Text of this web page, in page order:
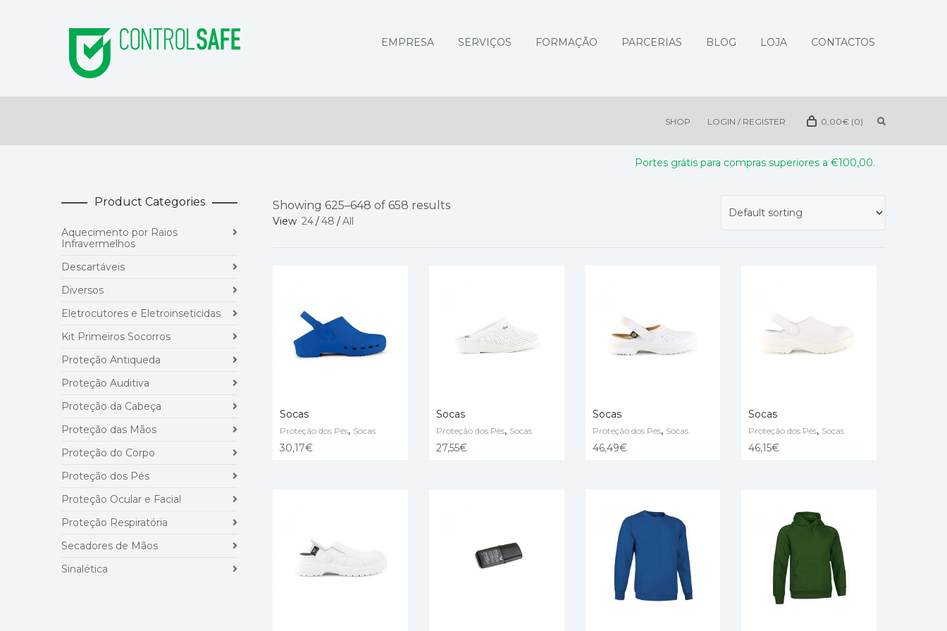
EMPRESA SERVIÇOS FORMAÇÃO PARCERIAS BLOG LOJA CONTACTOS
0,00€ (0)
SHOP LOGIN / REGISTER
Portes grátis para compras superiores a €100,00.
Showing 625–648 of 658 results
View 24/48 /All
SELECT OPTIONS
Socas
Proteção dos Pés, Socas
30,17€ SELECT OPTIONS
Socas
Proteção dos Pés, Socas
27,55€ SELECT OPTIONS
Socas
Proteção dos Pés, Socas
46,49€ SELECT OPTIONS
Socas
Proteção dos Pés, Socas
46,15€
Product Categories
Aquecimento por Raios
Infravermelhos
Descartáveis
Diversos
Eletrocutores e Eletroinseticidas
Kit Primeiros Socorros
Proteção Antiqueda
Proteção Auditiva
Proteção da Cabeça
Proteção das Mãos
Proteção do Corpo
Proteção dos Pés
Proteção Ocular e Facial
Proteção Respiratória
Secadores de Mãos
Sinalética